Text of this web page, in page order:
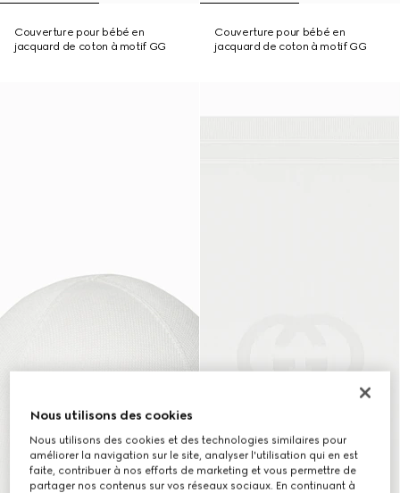
Couverture pour bébé en
jacquard de coton à motif GG
Couverture pour bébé en
jacquard de coton à motif GG
Nous utilisons des cookies
Nous utilisons des cookies et des technologies similaires pour
améliorer la navigation sur le site, analyser l'utilisation qui en est
faite, contribuer à nos efforts de marketing et vous permettre de
partager nos contenus sur vos réseaux sociaux. En continuant à